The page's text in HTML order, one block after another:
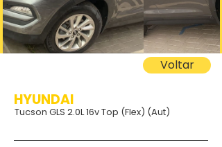
Voltar
HYUNDAI
Tucson GLS 2.0L 16v Top (Flex) (Aut)